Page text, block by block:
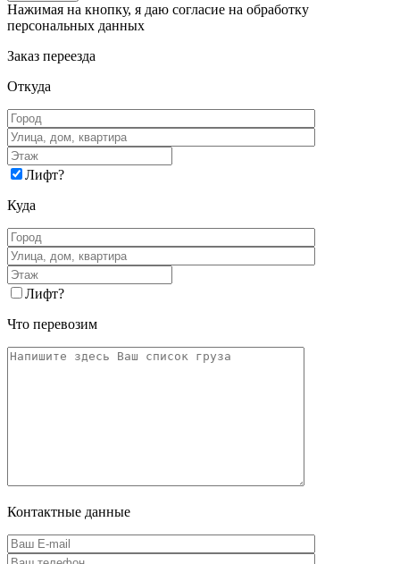
Нажимая на кнопку, я даю согласие на обработку
персональных данных
Заказ переезда
Откуда
Лифт?
Куда
Лифт?
Что перевозим
Контактные данные